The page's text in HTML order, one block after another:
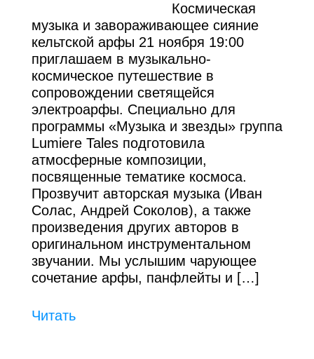
Космическая
музыка и завораживающее сияние
кельтской арфы 21 ноября 19:00
приглашаем в музыкально-
космическое путешествие в
сопровождении светящейся
электроарфы. Специально для
программы «Музыка и звезды» группа
Lumiere Tales подготовила
атмосферные композиции,
посвященные тематике космоса.
Прозвучит авторская музыка (Иван
Солас, Андрей Соколов), а также
произведения других авторов в
оригинальном инструментальном
звучании. Мы услышим чарующее
сочетание арфы, панфлейты и […]
Читать